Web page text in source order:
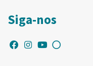
Siga-nos